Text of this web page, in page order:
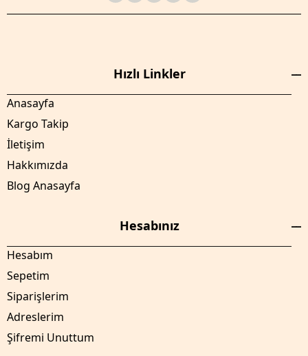
Hızlı Linkler
Anasayfa
Kargo Takip
İletişim
Hakkımızda
Blog Anasayfa
Hesabınız
Hesabım
Sepetim
Siparişlerim
Adreslerim
Şifremi Unuttum